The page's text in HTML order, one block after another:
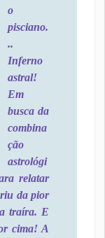
o
pisciano.
..
Inferno
astral!
Em
busca da
combina
ção
astrológi
relatar
da pior
traíra. E
cima! A